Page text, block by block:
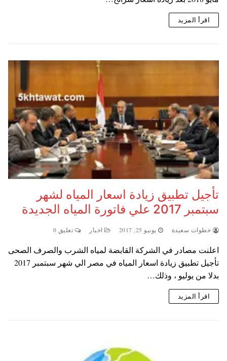
اقرأ المزيد
تأجيل تطبيق زيادة اسعار المياه لشهر
سبتمبر 2017 علي فاتورة المياه الجديدة
خطوات سعيدة يونيو 25, 2017 اخبار تعليق 0
اعلنت مصادر في الشركة القابضة لمياه الشرب والصرف الصحى
تأجيل تطبيق زيادة اسعار المياه في مصر الي شهر سبتمبر 2017
بدلا من يوليو ، وذلك…
اقرأ المزيد